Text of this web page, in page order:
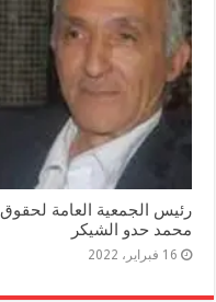
رئيس الجمعية العامة لحقوق
محمد حدو الشيكر
16 فبراير، 2022